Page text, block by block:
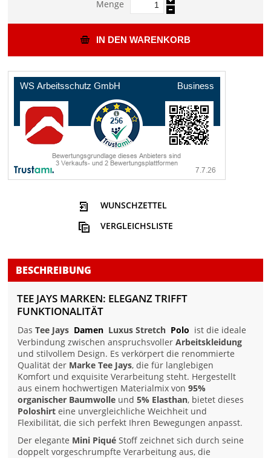
Menge
IN DEN WARENKORB
WUNSCHZETTEL
VERGLEICHSLISTE
BESCHREIBUNG
TEE JAYS MARKEN: ELEGANZ TRIFFT
FUNKTIONALITÄT
DasTee Jays Damen Luxus Stretch Polo ist die ideale
Verbindung zwischen anspruchsvollerArbeitskleidung
und stilvollem Design. Es verkörpert die renommierte
Qualität der Marke Tee Jays, die für langlebigen
Komfort und exquisite Verarbeitung steht. Hergestellt
aus einem hochwertigen Materialmix von95%
organischer Baumwolle und5% Elasthan, bietet dieses
Poloshirt eine unvergleichliche Weichheit und
Flexibilität, die sich perfekt Ihren Bewegungen anpasst.
Der elegante Mini Piqué Stoff zeichnet sich durch seine
doppelt vorgeschrumpfte Verarbeitung aus, die